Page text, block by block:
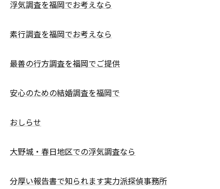
浮気調査を福岡でお考えなら
素行調査を福岡でお考えなら
最善の行方調査を福岡でご提供
安心のための結婚調査を福岡で
おしらせ
大野城・春日地区での浮気調査なら
分厚い報告書で知られます実力派探偵事務所